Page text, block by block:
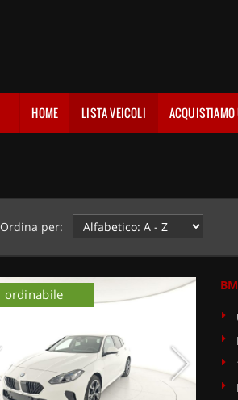
HOME LISTA VEICOLI ACQUISTIAMO
Ordina per:
ordinabile